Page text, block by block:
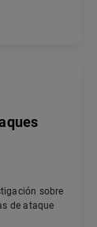
sobre
de ataque